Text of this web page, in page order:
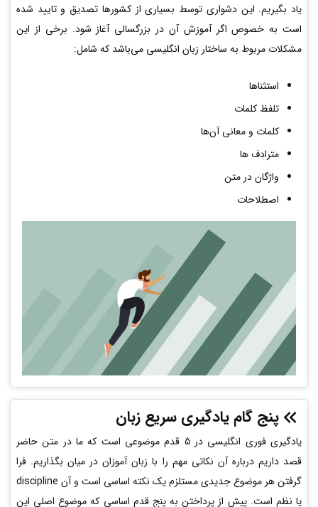
یاد بگیریم. این دشواری توسط بسیاری از کشورها تصدیق و تایید شده
است به خصوص اگر آموزش آن در بزرگسالی آغاز شود. برخی از این
مشکلات مربوط به ساختار زبان انگلیسی می‌باشد که شامل:
استثناها
تلفظ کلمات
کلمات و معانی آن‌ها
مترادف ها
واژگان در متن
اصطلاحات
پنج گام یادگیری سریع زبان
یادگیری فوری انگلیسی در 5 قدم موضوعی است که ما در متن حاضر
قصد داریم درباره آن نکاتی مهم را با زبان آموزان در میان بگذاریم. فرا
گرفتن هر موضوع جدیدی مستلزم یک نکته اساسی است و آن discipline
یا نظم است. پیش از پرداختن به پنج قدم اساسی که موضوع اصلی این